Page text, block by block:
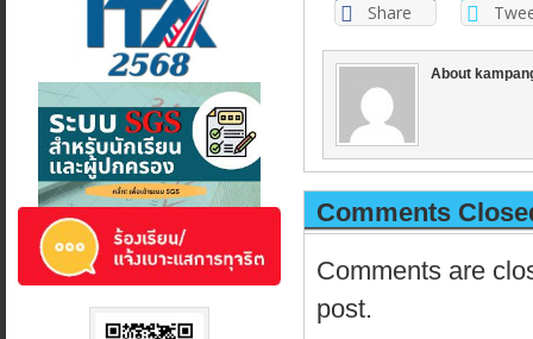
Share
About
Comments
Comments are
post.